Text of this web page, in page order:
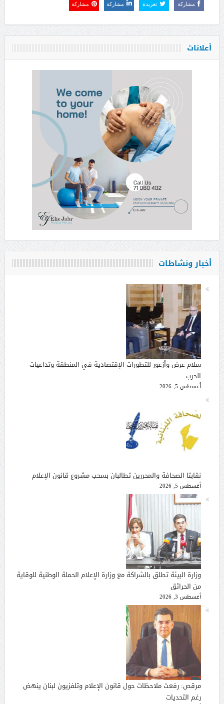
مشاركة تغريدة مشاركة مشاركة
أعلانات
أخبار ونشاطات
سلام عرض وأزعور للتطورات الإقتصادية في المنطقة وتداعيات
الحرب
أغسطس 5, 2026
نقابتا الصحافة والمحررين تطالبان بسحب مشروع قانون الإعلام
أغسطس 5, 2026
وزارة البيئة تطلق بالشراكة مع وزارة الإعلام الحملة الوطنية للوقاية
من الحرائق
أغسطس 3, 2026
مرقص: رفعت ملاحظات حول قانون الإعلام وتلفزيون لبنان ينهض
رغم التحديات